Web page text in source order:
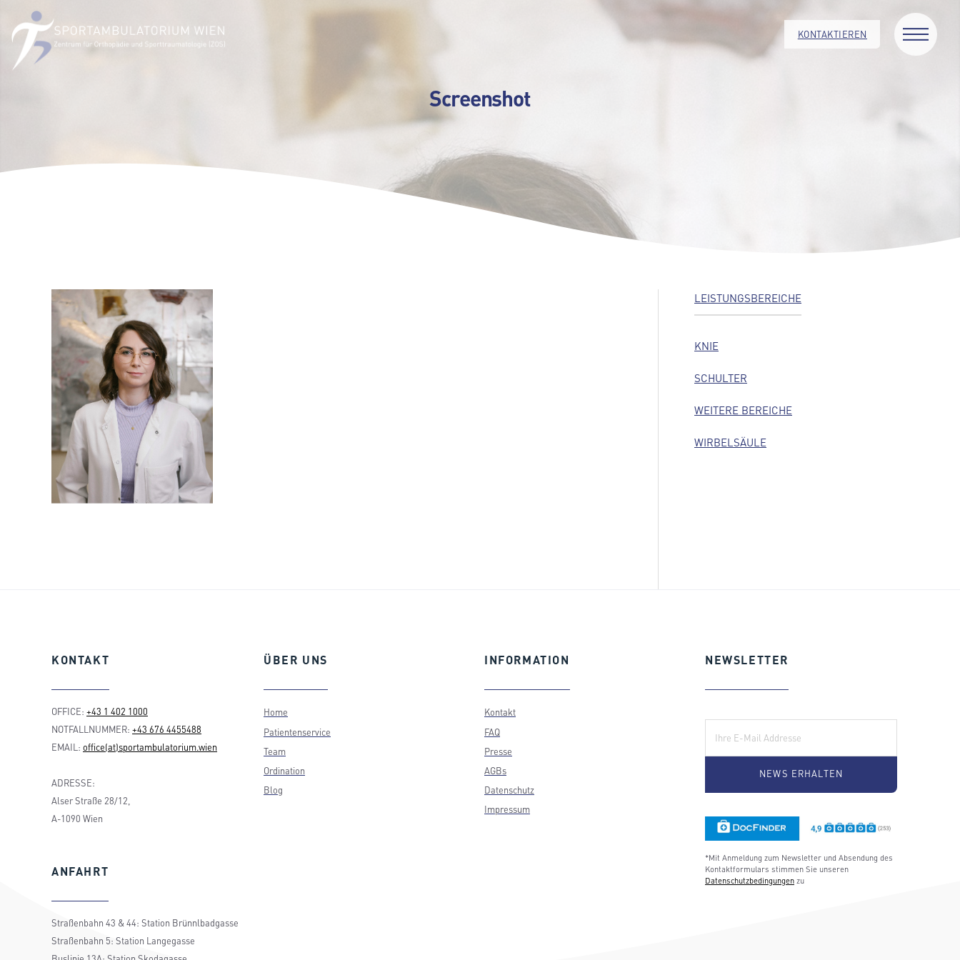
KONTAKTIEREN
Screenshot
LEISTUNGSBEREICHE
KNIE
SCHULTER
WEITERE BEREICHE
WIRBELSÄULE
KONTAKT
OFFICE: +43 1 402 1000
NOTFALLNUMMER: +43 676 4455488
EMAIL: office(at)sportambulatorium.wien
ADRESSE:
Alser Straße 28/12,
A-1090 Wien
ANFAHRT
Straßenbahn 43 & 44: Station Brünnlbadgasse
Straßenbahn 5: Station Langegasse
ÜBER UNS
Home
Patientenservice
Team
Ordination
Blog
INFORMATION
Kontakt
FAQ
Presse
AGBs
Datenschutz
Impressum
NEWSLETTER
*Mit Anmeldung zum Newsletter und Absendung des
Kontaktformulars stimmen Sie unseren
Datenschutzbedingungen zu